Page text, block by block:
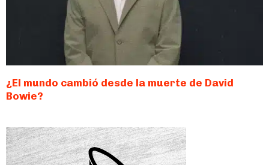
¿El mundo cambió desde la muerte de David
Bowie?